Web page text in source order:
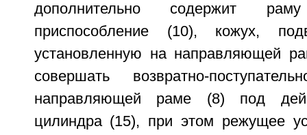
дополнительно содержит
приспособление (10), кожух,
установленную на направляющей
совершать возвратно-
направляющей раме (8) под
цилиндра (15), при этом режущее